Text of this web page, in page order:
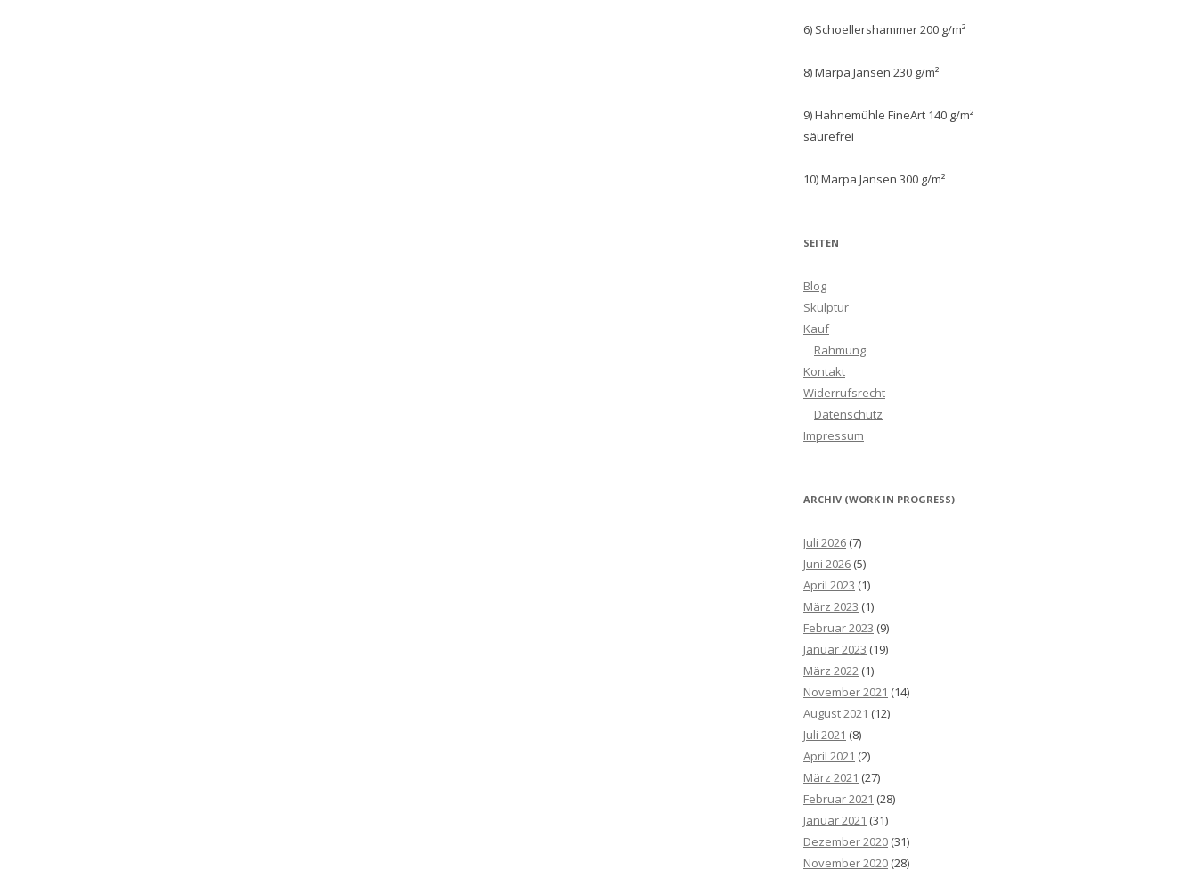
6) Schoellershammer 200 g/m²
8) Marpa Jansen 230 g/m²
9) Hahnemühle FineArt 140 g/m²
säurefrei
10) Marpa Jansen 300 g/m²
SEITEN
Blog
Skulptur
Kauf
Rahmung
Kontakt
Widerrufsrecht
Datenschutz
Impressum
ARCHIV (WORK IN PROGRESS)
Juli 2026 (7)
Juni 2026 (5)
April 2023 (1)
März 2023 (1)
Februar 2023 (9)
Januar 2023 (19)
März 2022 (1)
November 2021 (14)
August 2021 (12)
Juli 2021 (8)
April 2021 (2)
März 2021 (27)
Februar 2021 (28)
Januar 2021 (31)
Dezember 2020 (31)
November 2020 (28)